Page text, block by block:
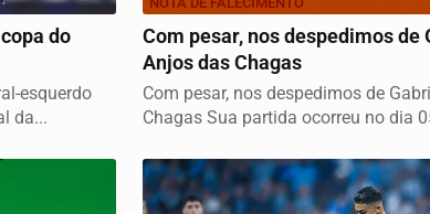
do
esquerdo
da...
Com pesar, nos despedimos de
Anjos das Chagas
Com pesar, nos despedimos de
Chagas Sua partida ocorreu no dia